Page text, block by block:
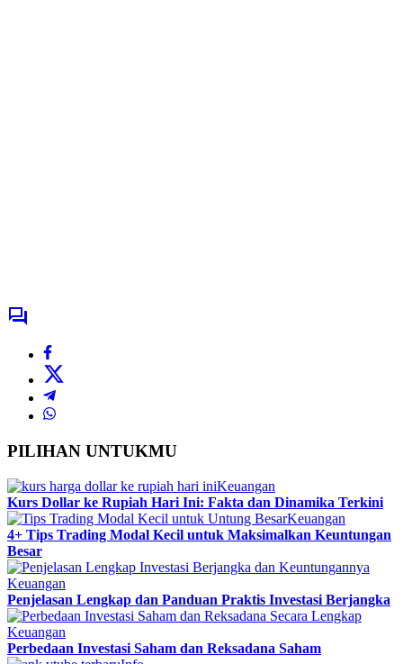
PILIHAN UNTUKMU
Keuangan
Kurs Dollar ke Rupiah Hari Ini: Fakta dan Dinamika Terkini
Keuangan
4+ Tips Trading Modal Kecil untuk Maksimalkan Keuntungan
Besar
Keuangan
Penjelasan Lengkap dan Panduan Praktis Investasi Berjangka
Keuangan
Perbedaan Investasi Saham dan Reksadana Saham